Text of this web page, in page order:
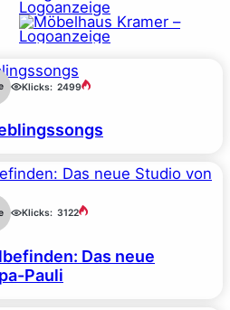
Klicks: 2499
Klicks: 3122
Das neue
Pauli